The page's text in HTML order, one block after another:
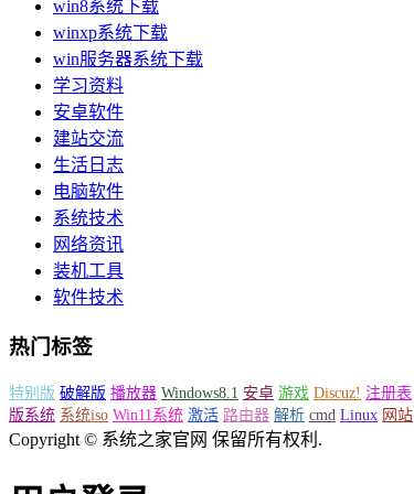
win8系统下载
winxp系统下载
win服务器系统下载
学习资料
安卓软件
建站交流
生活日志
电脑软件
系统技术
网络资讯
装机工具
软件技术
热门标签
特别版 破解版 播放器 Windows8.1 安卓 游戏 Discuz! 注册表
版系统 系统iso Win11系统 激活 路由器 解析 cmd Linux 网站
Copyright © 系统之家官网 保留所有权利.